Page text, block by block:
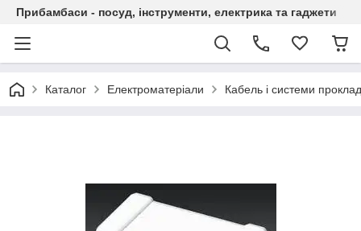
Прибамбаси - посуд, інструменти, електрика та гаджети
Каталог Електроматеріали Кабель і системи